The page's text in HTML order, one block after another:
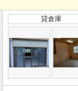
貸倉庫